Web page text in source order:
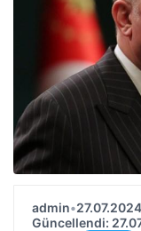
admin•
Güncellendi: